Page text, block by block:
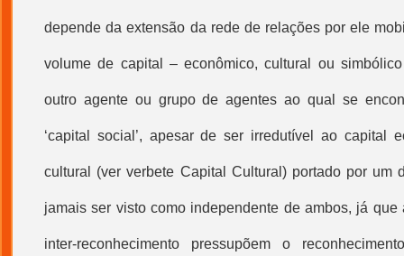
depende da extensão da rede de relações por ele
volume de capital – econômico, cultural ou
outro agente ou grupo de agentes ao qual se
‘capital social ’, apesar de ser irredutível ao capital
cultural (ver verbete Capital Cultural ) portado por um
jamais ser visto como independente de ambos, já que
inter-reconhecimento pressupõem o